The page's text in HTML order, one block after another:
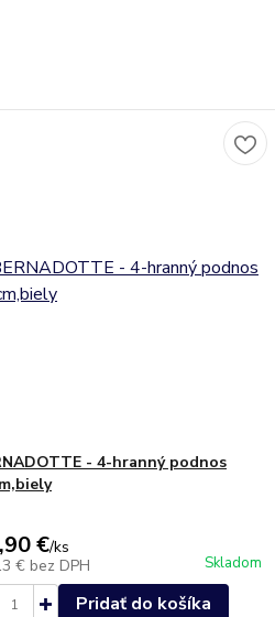
- 4-hranný podnos
€/ks
€ bez DPH Skladom
Pridať do košíka